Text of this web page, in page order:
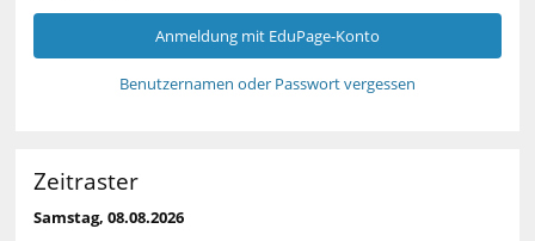
Anmeldung mit EduPage-Konto
Benutzernamen oder Passwort vergessen
Zeitraster
Samstag, 08.08.2026